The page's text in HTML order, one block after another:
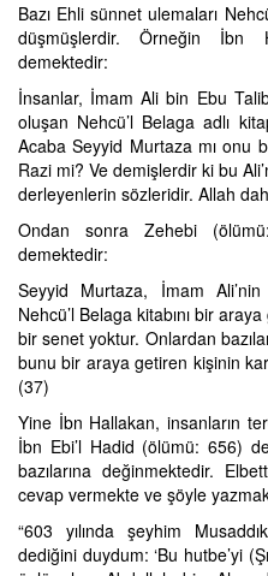
Bazı Ehli sünnet ulemaları
düşmüşlerdir. Örneğin İbn
demektedir:
İnsanlar, İmam Ali bin Ebu
oluşan Nehcü’l Belaga adlı
Acaba Seyyid Murtaza mı onu
Razi mi? Ve demişlerdir ki bu
derleyenlerin sözleridir. Allah
Ondan sonra Zehebi
demektedir:
Seyyid Murtaza, İmam
Nehcü’l Belaga kitabını bir
bir senet yoktur. Onlardan
bunu bir araya getiren kişinin
(37)
Yine İbn Hallakan, insanların
İbn Ebi’l Hadid (ölümü: 656)
bazılarına değinmektedir.
cevap vermekte ve şöyle
“603 yılında şeyhim
dediğini duydum: ‘Bu hutbe’yi